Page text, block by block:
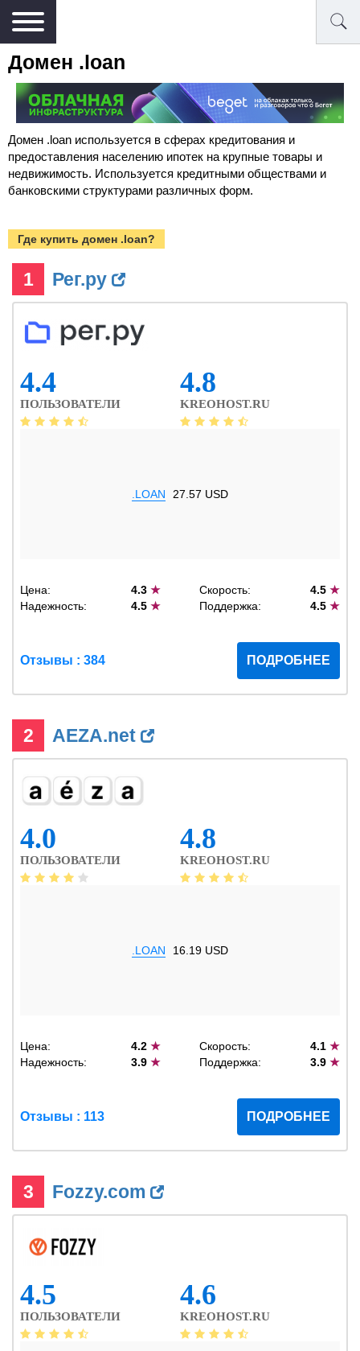
Домен .loan
Домен .loan используется в сферах кредитования и
предоставления населению ипотек на крупные товары и
недвижимость. Используется кредитными обществами и
банковскими структурами различных форм.
Где купить домен .loan?
1 Рег.ру
4.4
ПОЛЬЗОВАТЕЛИ
4.8
KREOHOST.RU
.LOAN 27.57 USD
Цена: 4.3★ Скорость: 4.5 ★
Надежность:
4.5★ Поддержка: 4.5 ★
Отзывы : 384 ПОДРОБНЕЕ
2 AEZA.net
4.0
ПОЛЬЗОВАТЕЛИ
4.8
KREOHOST.RU
.LOAN 16.19 USD
Цена: 4.2★ Скорость: 4.1 ★
Надежность:
3.9★ Поддержка: 3.9 ★
Отзывы : 113 ПОДРОБНЕЕ
3 Fozzy.com
4.5
ПОЛЬЗОВАТЕЛИ
4.6
KREOHOST.RU